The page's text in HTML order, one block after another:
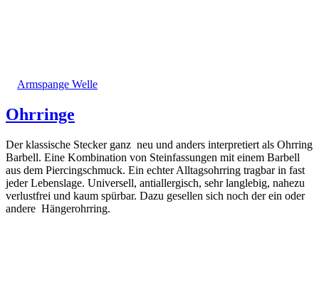
Armspange Welle
Ohrringe
Der klassische Stecker ganz neu und anders interpretiert als Ohrring
Barbell. Eine Kombination von Steinfassungen mit einem Barbell
aus dem Piercingschmuck. Ein echter Alltagsohrring tragbar in fast
jeder Lebenslage. Universell, antiallergisch, sehr langlebig, nahezu
verlustfrei und kaum spürbar. Dazu gesellen sich noch der ein oder
andere Hängerohrring.